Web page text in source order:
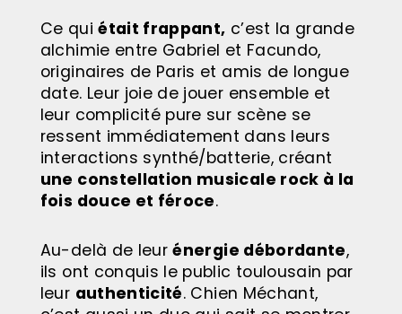
Ce quiétait frappant, c’est la grande
alchimie entre Gabriel et Facundo,
originaires de Paris et amis de longue
date. Leur joie de jouer ensemble et
leur complicité pure sur scène se
ressent immédiatement dans leurs
interactions synthé/batterie, créant
une constellation musicale rock à la
fois douce et féroce.
Au-delà de leurénergie débordante,
ils ont conquis le public toulousain par
leur authenticité. Chien Méchant,